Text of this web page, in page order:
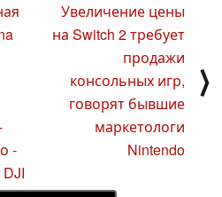
-
Увеличение цены
на Switch 2 требует
продажи
консольных игр,
говорят бывшие
маркетологи
Nintendo
⟩